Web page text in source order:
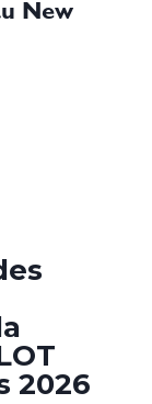
New
2026